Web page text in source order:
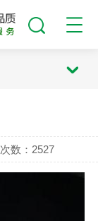
数： 2527